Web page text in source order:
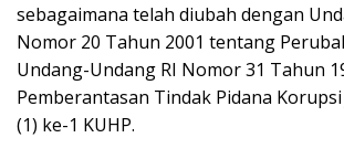
sebagaimana telah diubah dengan
Nomor 20 Tahun 2001 tentang
Undang-Undang RI Nomor 31 Tahun
Pemberantasan Tindak Pidana Korupsi
(1) ke-1 KUHP.